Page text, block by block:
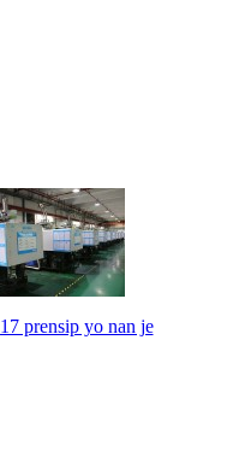
17 prensip yo nan je